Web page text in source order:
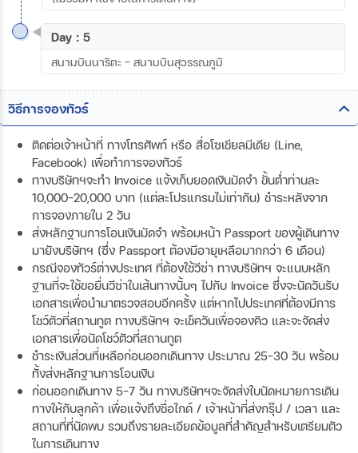
Day : 5
สนามบินนาริตะ – สนามบินสุวรรณภูมิ
วิธีการจองทัวร์
ติดต่อเจ้าหน้าที่ ทางโทรศัพท์ หรือ สื่อโซเชียลมีเดีย (Line,
Facebook) เพื่อทำการจองทัวร์
ทางบริษัทฯจะทำ Invoice แจ้งเก็บยอดเงินมัดจำ ขั้นต่ำท่านละ
10,000-20,000 บาท (แต่ละโปรแกรมไม่เท่ากัน) ชำระหลังจาก
การจองภายใน 2 วัน
ส่งหลักฐานการโอนเงินมัดจำ พร้อมหน้า Passport ของผู้เดินทาง
มายังบริษัทฯ (ซึ่ง Passport ต้องมีอายุเหลือมากกว่า 6 เดือน)
กรณีจองทัวร์ต่างประเทศ ที่ต้องใช้วีซ่า ทางบริษัทฯ จะแนบหลัก
ฐานที่จะใช้ขอยื่นวีซ่าในเส้นทางนั้นๆ ไปกับ Invoice ซึ่งจะนัดวันรับ
เอกสารเพื่อนำมาตรวจสอบอีกครั้ง แต่หากไปประเทศที่ต้องมีการ
โชว์ตัวที่สถานทูต ทางบริษัทฯ จะเช็ควันเพื่อจองคิว และจะจัดส่ง
เอกสารเพื่อนัดโชว์ตัวที่สถานทูต
ชำระเงินส่วนที่เหลือก่อนออกเดินทาง ประมาณ 25-30 วัน พร้อม
ทั้งส่งหลักฐานการโอนเงิน
ก่อนออกเดินทาง 5-7 วัน ทางบริษัทฯจะจัดส่งใบนัดหมายการเดิน
ทางให้กับลูกค้า เพื่อแจ้งถึงชื่อไกด์ / เจ้าหน้าที่ส่งกรุ๊ป / เวลา และ
สถานที่ที่นัดพบ รวมถึงรายละเอียดข้อมูลที่สำคัญสำหรับเตรียมตัว
ในการเดินทาง